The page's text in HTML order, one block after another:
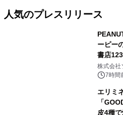
人気のプレスリリース
ーピー
書店
株式会社
7時間
エリミ
「
皮4種